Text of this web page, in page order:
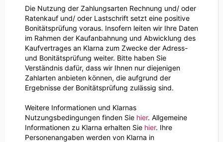
Die Nutzung der Zahlungsarten Rechnung und/ oder
Ratenkauf und/ oder Lastschrift setzt eine positive
Bonitätsprüfung voraus. Insofern leiten wir Ihre Daten
im Rahmen der Kaufanbahnung und Abwicklung des
Kaufvertrages an Klarna zum Zwecke der Adress-
und Bonitätsprüfung weiter. Bitte haben Sie
Verständnis dafür, dass wir Ihnen nur diejenigen
Zahlarten anbieten können, die aufgrund der
Ergebnisse der Bonitätsprüfung zulässig sind.
Weitere Informationen und Klarnas
Nutzungsbedingungen finden Sie hier. Allgemeine
Informationen zu Klarna erhalten Sie hier. Ihre
Personenangaben werden von Klarna in